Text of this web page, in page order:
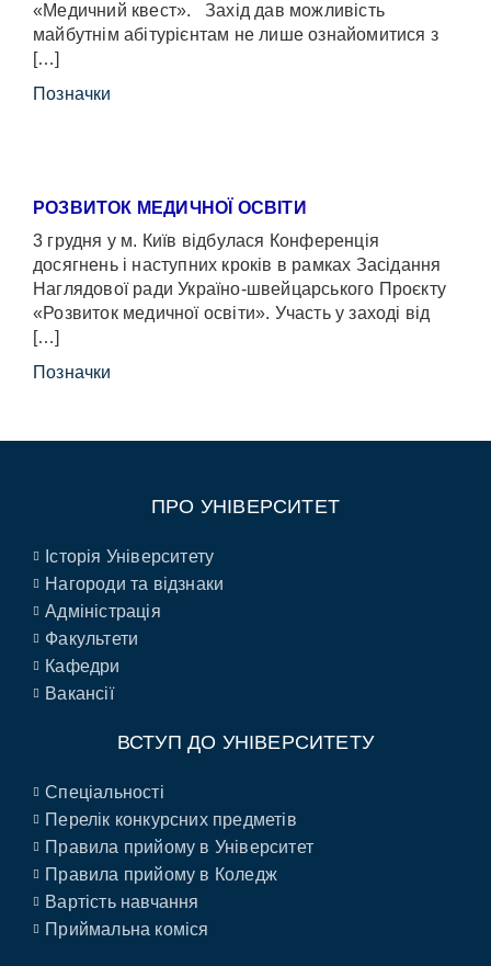
«Медичний квест». Захід дав можливість
майбутнім абітурієнтам не лише ознайомитися з
[…]
Позначки
РОЗВИТОК МЕДИЧНОЇ ОСВІТИ
3 грудня у м. Київ відбулася Конференція
досягнень і наступних кроків в рамках Засідання
Наглядової ради Україно-швейцарського Проєкту
«Розвиток медичної освіти». Участь у заході від
[…]
Позначки
ПРО УНІВЕРСИТЕТ
Історія Університету
Нагороди та відзнаки
Адміністрація
Факультети
Кафедри
Вакансії
ВСТУП ДО УНІВЕРСИТЕТУ
Спеціальності
Перелік конкурсних предметів
Правила прийому в Університет
Правила прийому в Коледж
Вартість навчання
Приймальна коміся